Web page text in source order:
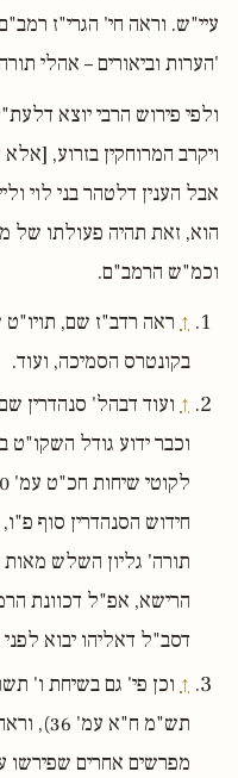
עיי"ש. וראה חי' הגרי"ז
'הערות וביאורים – אהלי
ולפי פירוש הרבי יוצא
ויקרב המרוחקין בזרוע,
אבל הענין דלטהר בני לוי
הוא, זאת תהיה פעולתו של
וכמ"ש הרמב"ם.
↑ ראה רדב"ז שם,
בקונטרס הסמיכה, ועוד.
↑ ועוד דבהל' סנהדרין
וכבר ידוע גודל
חידוש הסנהדרין סוף
תורה' גליון השלש
הרישא, אפ"ל דכוונת
דסב"ל דאליהו יבוא
↑ וכן פי' גם בשיחת ו'
תש"מ
מפרשים אחרים שפירשו